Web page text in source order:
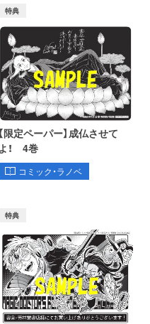
特典
【限定ペーパー】成仏させて
よ！ 4巻
コミック・ラノベ
特典